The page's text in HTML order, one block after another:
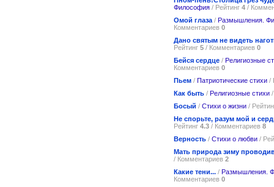
Философия / Рейтинг 4 /
Омой глаза / Размышления.
Комментариев 0
Дано святым не видеть
Рейтинг 5 / Комментариев 0
Бейся сердце / Религиозные
Комментариев 0
Пьем / Патриотические стихи /
Как быть / Религиозные стихи
Босый / Стихи о жизни /
Не спорьте, разум мой и
Рейтинг 4.3 / Комментариев 8
Верность / Стихи о любви /
Мать природа зиму
/ Комментариев 2
Какие тени... / Размышления.
Комментариев 0